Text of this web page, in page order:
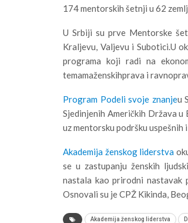
174 mentorskih šetnji u 62
U Srbiji su prve Mentorske
Kraljevu, Valjevu i Subotici.U
programa koji radi na
temamaženskihprava i
Program Podeli svoje znanjeu
Sjedinjenih Američkih Država
uz mentorsku podršku
Akademija ženskog liderstva
se u zastupanju ženskih
nastala kao prirodni nastavak
Osnovali su je CPŽ Kikinda,
Akademija ženskog liderstva